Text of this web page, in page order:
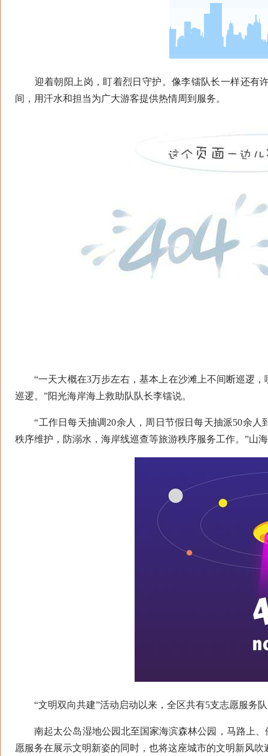
迎着朝阳上岗，盯着烈日守护。像李镭队长一样还有
间，用汗水和担当为广大游客提供热情周到服务。
“一天大概在3万步左右，基本上在沙滩上不间断巡逻，
巡逻。”阳光海岸海上救助队队长李镭说。
“工作日每天抽调20余人，周日节假日每天抽派50余人
秩序维护，防溺水，海岸线巡查等旅游秩序服务工作。”山
“文明双向共建”活动启动以来，全区共有5支志愿服务队
南起太公岛湿地公园北至国家海滨森林公园，马路上、
愿服务在展示文明新姿的同时，也将这座城市的文明新风吹